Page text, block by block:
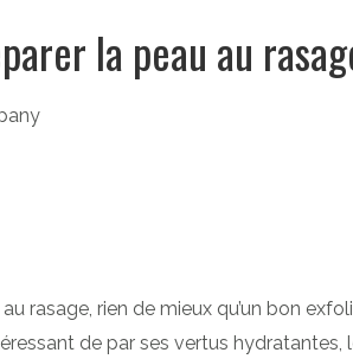
la peau au
rasage, rien de mieux qu’un bon
de par ses vertus